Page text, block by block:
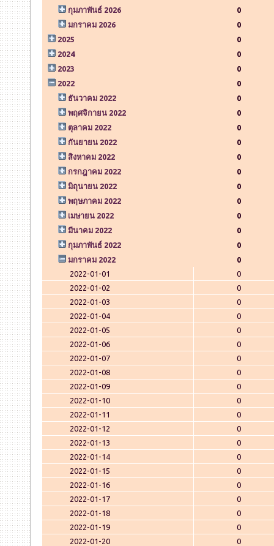
กุมภาพันธ์ 2026
0
มกราคม 2026
0
2025
0
2024
0
2023
0
2022
0
ธันวาคม 2022
0
พฤศจิกายน 2022
0
ตุลาคม 2022
0
กันยายน 2022
0
สิงหาคม 2022
0
กรกฎาคม 2022
0
มิถุนายน 2022
0
พฤษภาคม 2022
0
เมษายน 2022
0
มีนาคม 2022
0
กุมภาพันธ์ 2022
0
มกราคม 2022
0
2022-01-01
0
2022-01-02
0
2022-01-03
0
2022-01-04
0
2022-01-05
0
2022-01-06
0
2022-01-07
0
2022-01-08
0
2022-01-09
0
2022-01-10
0
2022-01-11
0
2022-01-12
0
2022-01-13
0
2022-01-14
0
2022-01-15
0
2022-01-16
0
2022-01-17
0
2022-01-18
0
2022-01-19
0
2022-01-20
0